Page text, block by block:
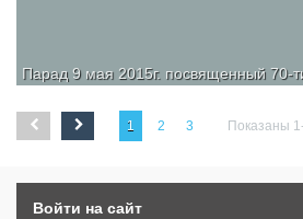
с.Казачинское, Казачинско-Ленский район
1 2 3 Показаны
Войти на сайт